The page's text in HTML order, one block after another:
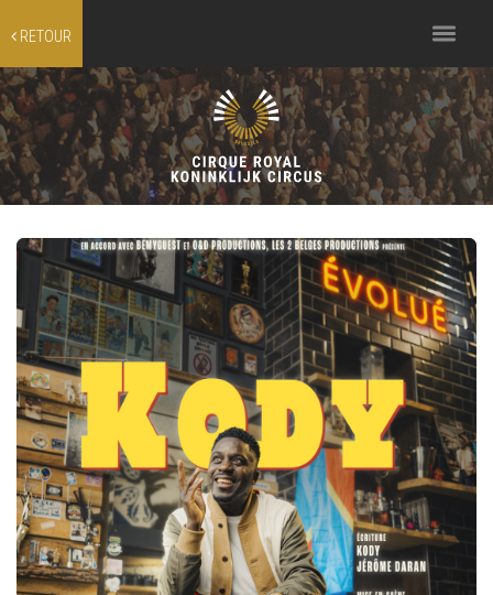
RETOUR
Toggle
navigation